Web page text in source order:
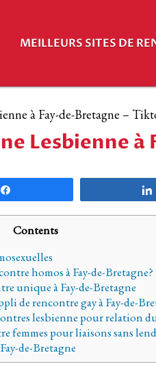
MEILLEURS SITES DE
à Fay-de-Bretagne –
Lesbienne à
Contents
homos à Fay-de-Bretagne?
unique à Fay-de-Bretagne
de rencontre gay à Fay-de-
lesbienne pour relation
femmes pour liaisons sans
de-Bretagne